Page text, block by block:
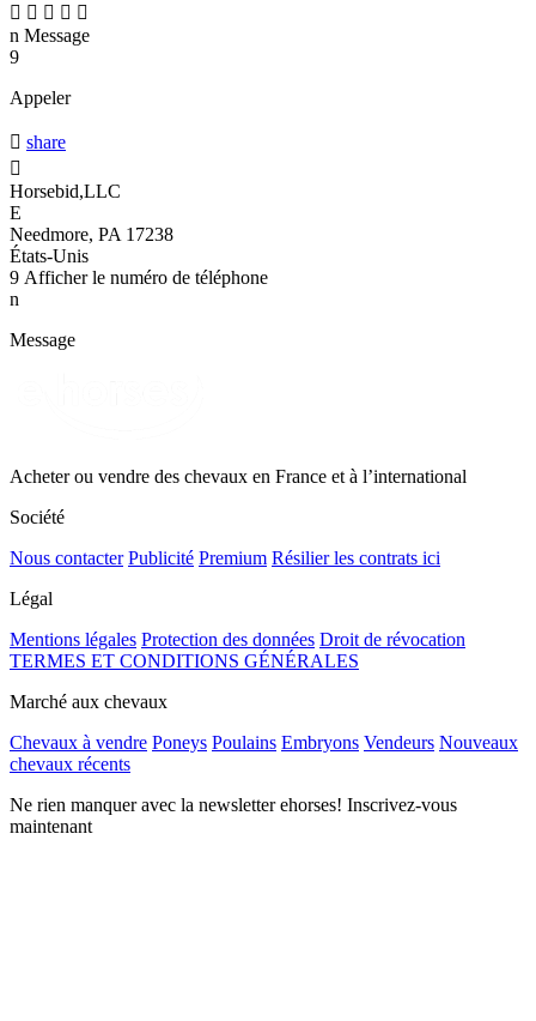
    
n Message
9
Appeler
 share

Horsebid,LLC
E
Needmore, PA 17238
États-Unis
9 Afficher le numéro de téléphone
n
Message
Acheter ou vendre des chevaux en France et à l’international
Société
Nous contacter Publicité Premium Résilier les contrats ici
Légal
Mentions légales Protection des données Droit de révocation
TERMES ET CONDITIONS GÉNÉRALES
Marché aux chevaux
Chevaux à vendre Poneys Poulains Embryons Vendeurs Nouveaux
chevaux récents
Ne rien manquer avec la newsletter ehorses! Inscrivez-vous
maintenant